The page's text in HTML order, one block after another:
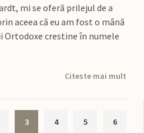
mi se oferă prilejul de a
aceea că eu am fost o mână
Ortodoxe crestine în numele
Citeste mai mult
3 4 5 6